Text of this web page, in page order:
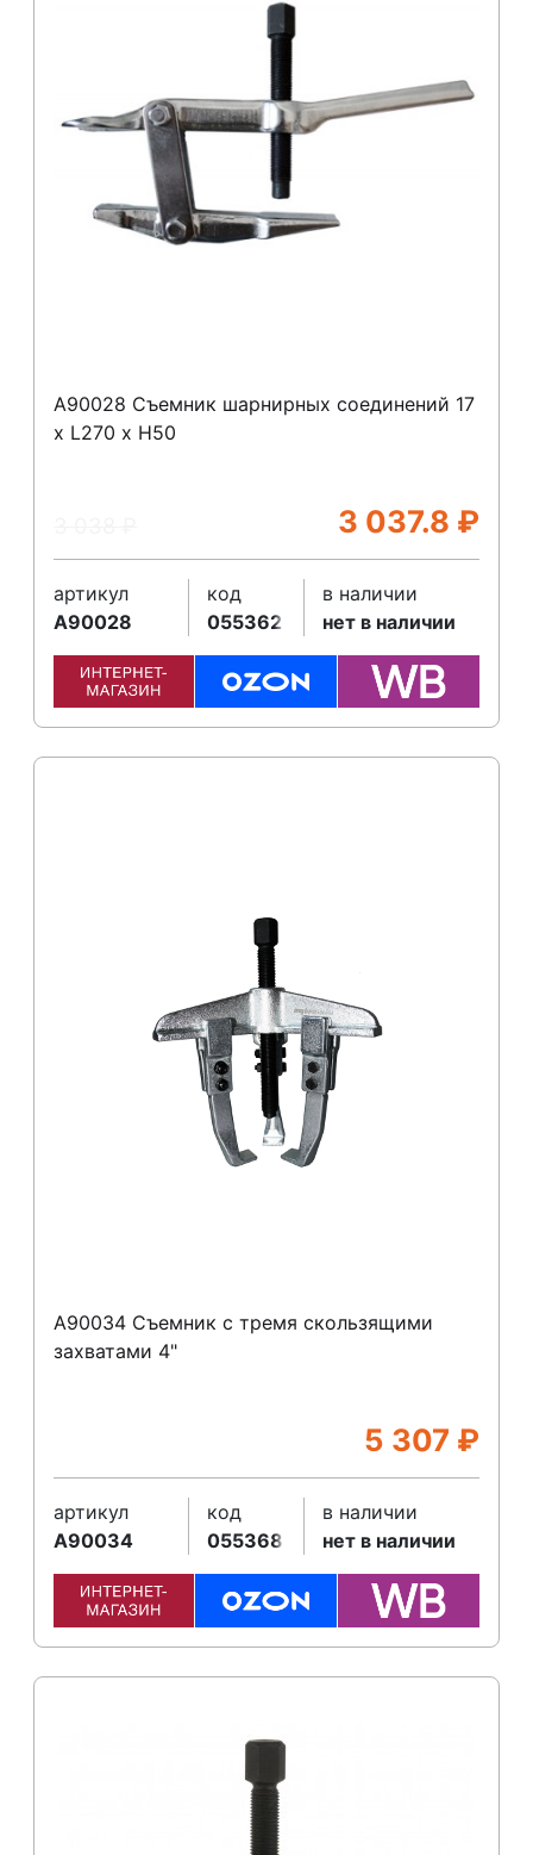
A90028 Съемник шарнирных соединений 17
х L270 x Н50
3 037.8 ₽
артикул
A90028
код
055362
в наличии
нет в наличии
A90034 Съемник с тремя скользящими
захватами 4"
5 307 ₽
артикул
A90034
код
055368
в наличии
нет в наличии